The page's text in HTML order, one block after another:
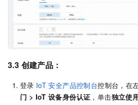
3.3 创建产品：
登录 IoT 安全产品控制台控制台，在
门 > IoT 设备身份认证 ，单击独立使